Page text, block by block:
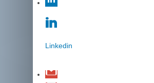
Linkedin